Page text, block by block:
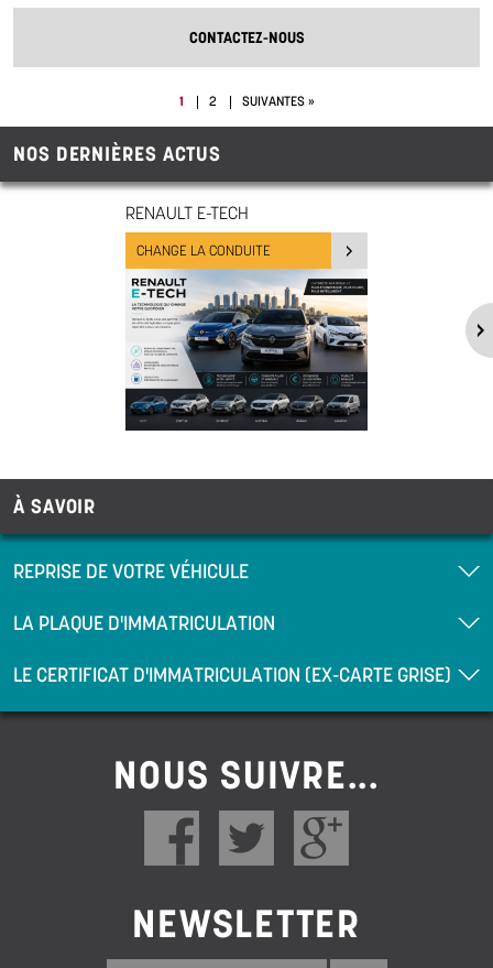
CONTACTEZ-NOUS
1 2 SUIVANTES »
NOS DERNIÈRES ACTUS
RENAULT E-TECH
CHANGE LA CONDUITE
À SAVOIR
REPRISE DE VOTRE VÉHICULE
LA PLAQUE D'IMMATRICULATION
LE CERTIFICAT D'IMMATRICULATION (EX-CARTE GRISE)
NOUS SUIVRE...
NEWSLETTER